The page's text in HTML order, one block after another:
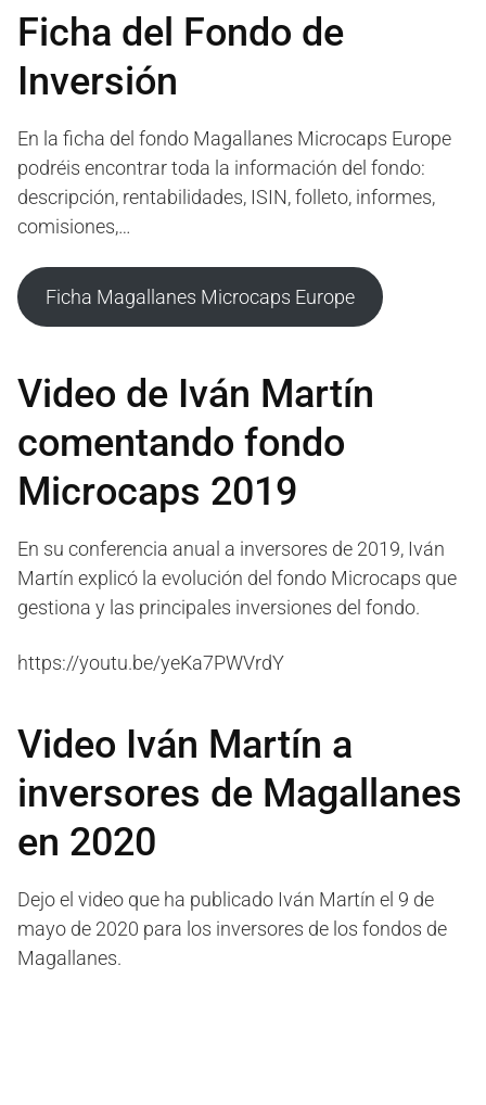
Ficha del Fondo de
Inversión
En la ficha del fondo Magallanes Microcaps Europe
podréis encontrar toda la información del fondo:
descripción, rentabilidades, ISIN, folleto, informes,
comisiones,…
Ficha Magallanes Microcaps Europe
Video de Iván Martín
comentando fondo
Microcaps 2019
En su conferencia anual a inversores de 2019, Iván
Martín explicó la evolución del fondo Microcaps que
gestiona y las principales inversiones del fondo.
https://youtu.be/yeKa7PWVrdY
Video Iván Martín a
inversores de Magallanes
en 2020
Dejo el video que ha publicado Iván Martín el 9 de
mayo de 2020 para los inversores de los fondos de
Magallanes.